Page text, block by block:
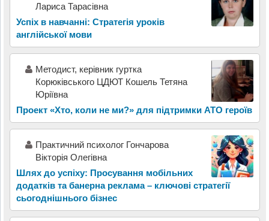
Лариса Тарасівна
Успіх в навчанні: Стратегія уроків
англійської мови
Методист, керівник гуртка
Корюківського ЦДЮТ Кошель Тетяна
Юріївна
Проект «Хто, коли не ми?» для підтримки АТО героїв
Практичний психолог Гончарова
Вікторія Олегівна
Шлях до успіху: Просування мобільних
додатків та банерна реклама – ключові стратегії
сьогоднішнього бізнес